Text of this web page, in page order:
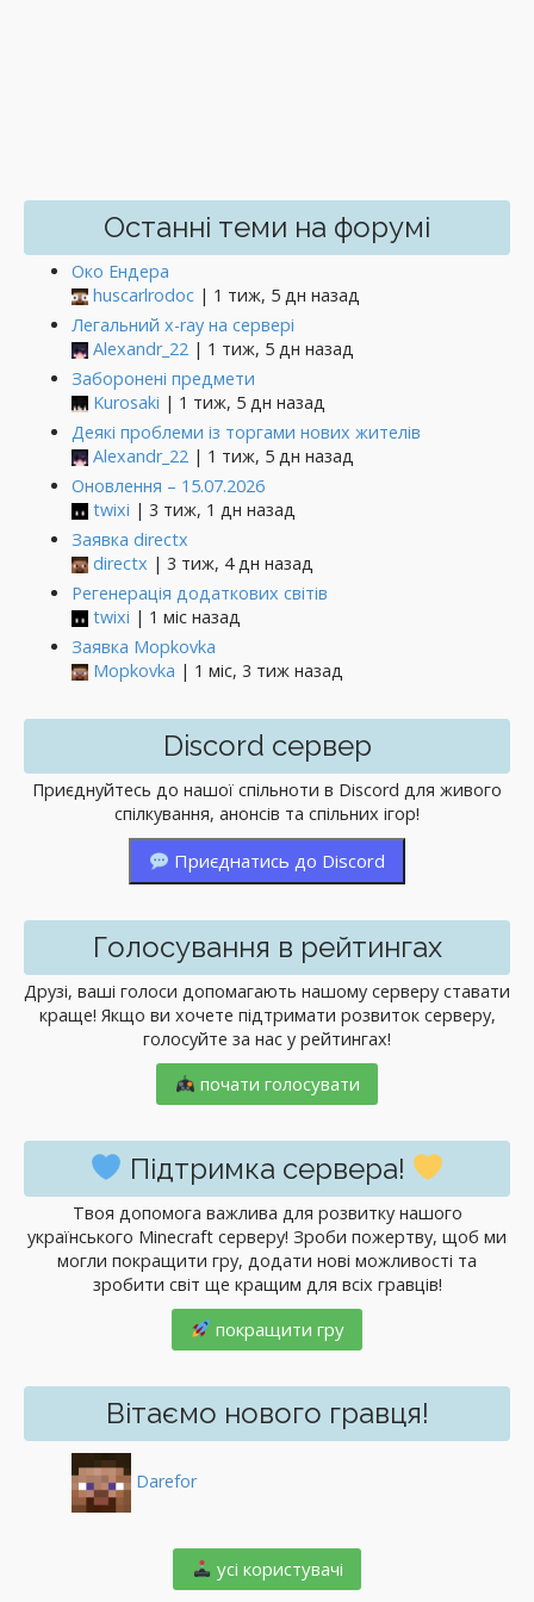
Останні теми на форумі
Око Ендера
huscarlrodoc | 1 тиж, 5 дн назад
Легальний x-ray на сервері
Alexandr_22 | 1 тиж, 5 дн назад
Заборонені предмети
Kurosaki | 1 тиж, 5 дн назад
Деякі проблеми із торгами нових жителів
Alexandr_22 | 1 тиж, 5 дн назад
Оновлення – 15.07.2026
twixi | 3 тиж, 1 дн назад
Заявка directx
directx | 3 тиж, 4 дн назад
Регенерація додаткових світів
twixi | 1 міс назад
Заявка Mopkovka
Mopkovka | 1 міс, 3 тиж назад
Discord сервер
Приєднуйтесь до нашої спільноти в Discord для живого
спілкування, анонсів та спільних ігор!
Приєднатись до Discord
Голосування в рейтингах
Друзі, ваші голоси допомагають нашому серверу ставати
краще! Якщо ви хочете підтримати розвиток серверу,
голосуйте за нас у рейтингах!
почати голосувати
Підтримка сервера!
Твоя допомога важлива для розвитку нашого
українського Minecraft серверу! Зроби пожертву, щоб ми
могли покращити гру, додати нові можливості та
зробити світ ще кращим для всіх гравців!
покращити гру
Вітаємо нового гравця!
Darefor
️ усі користувачі